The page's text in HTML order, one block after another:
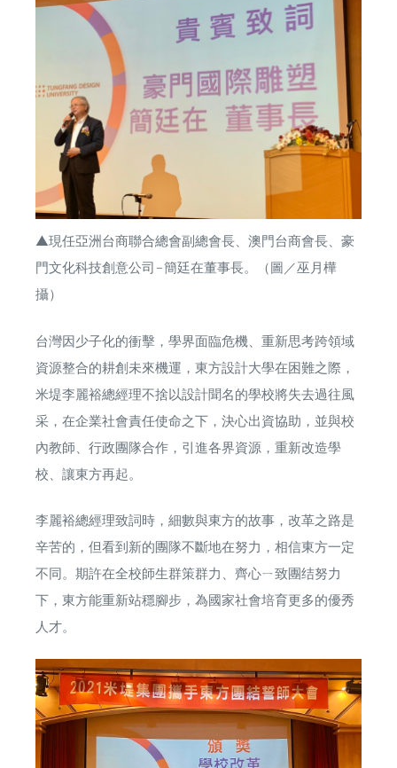
▲現任亞洲台商聯合總會副總會長、澳門台商會長、豪
門文化科技創意公司–簡廷在董事長。（圖／巫月樺
攝）
台灣因少子化的衝擊，學界面臨危機、重新思考跨領域
資源整合的耕創未來機運，東方設計大學在困難之際，
米堤李麗裕總經理不捨以設計聞名的學校將失去過往風
采，在企業社會責任使命之下，決心出資協助，並與校
內教師、行政團隊合作，引進各界資源，重新改造學
校、讓東方再起。
李麗裕總經理致詞時，細數與東方的故事，改革之路是
辛苦的，但看到新的團隊不斷地在努力，相信東方一定
不同。期許在全校師生群策群力、齊心ㄧ致團结努力
下，東方能重新站穩腳步，為國家社會培育更多的優秀
人才。